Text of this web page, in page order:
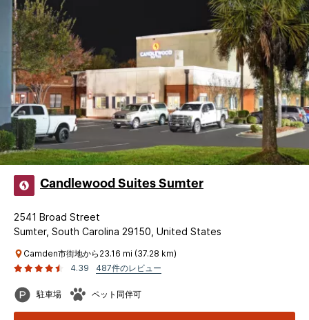
Candlewood Suites Sumter
2541 Broad Street
Sumter, South Carolina 29150, United States
Camden市街地から23.16 mi (37.28 km)
4.39
487件のレビュー
駐車場 ペット同伴可